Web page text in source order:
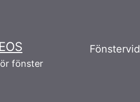
fönster